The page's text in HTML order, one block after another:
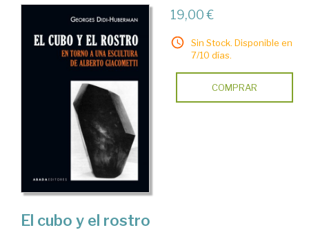
19,00 €
Sin Stock. Disponible en
7/10 días.
COMPRAR
El cubo y el rostro